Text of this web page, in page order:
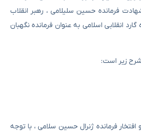
فرمانده حسین سلیلامی ، رهبر انقلاب
انقلابی اسلامی به عنوان فرمانده نگهبان
شرح زیر است:
فرمانده ژنرال حسین سلامی ، با توجه